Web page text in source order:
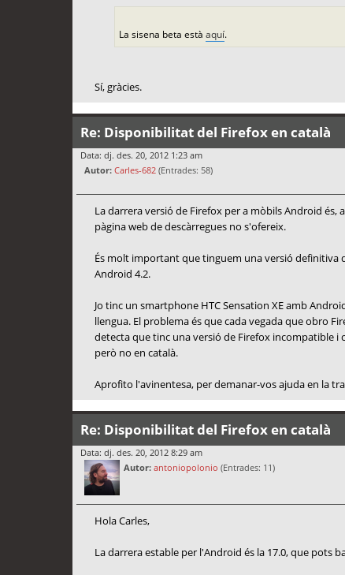
La sisena beta està aquí.
Sí, gràcies.
Re: Disponibilitat del Firefox en català
Data: dj. des. 20, 2012 1:23 am
Autor: Carles-682 (Entrades: 58)
La darrera versió de Firefox per a mòbils Android és,
pàgina web de descàrregues no s'ofereix.
És molt important que tinguem una versió definitiva
Android 4.2.
Jo tinc un smartphone HTC Sensation XE amb
llengua. El problema és que cada vegada que obro
detecta que tinc una versió de Firefox incompatible i
però no en català.
Aprofito l'avinentesa, per demanar-vos ajuda en la
Re: Disponibilitat del Firefox en català
Data: dj. des. 20, 2012 8:29 am
Autor: antoniopolonio (Entrades: 11)
Hola Carles,
La darrera estable per l'Android és la 17.0, que pots